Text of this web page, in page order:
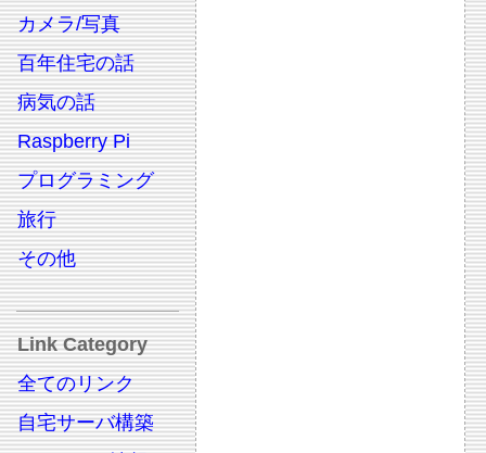
カメラ/写真
百年住宅の話
病気の話
Raspberry Pi
プログラミング
旅行
その他
Link Category
全てのリンク
自宅サーバ構築